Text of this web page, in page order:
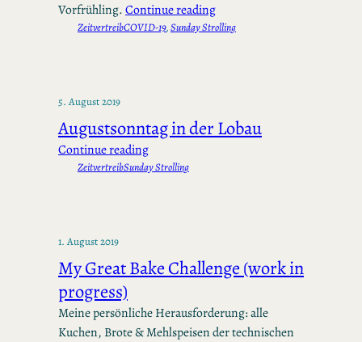
Vorfrühling.Continue reading
ZeitvertreibCOVID-19, Sunday Strolling
5. August 2019
Augustsonntag in der Lobau
Continue reading
ZeitvertreibSunday Strolling
1. August 2019
My Great Bake Challenge (work in
progress)
Meine persönliche Herausforderung: alle
Kuchen, Brote & Mehlspeisen der technischen